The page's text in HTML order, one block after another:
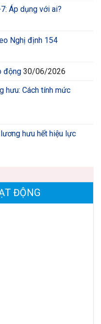
Áp dụng với ai?
Nghị định 154
động 30/06/2026
hưu: Cách tính mức
hưu hết hiệu lực
ĐỘNG